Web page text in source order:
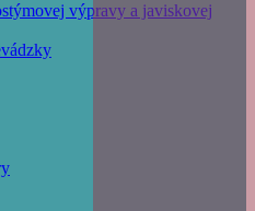
výpravy a javiskovej